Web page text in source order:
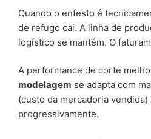
Quando o enfesto é
de refugo cai. A linha de
logístico se mantém. O
A performance de corte
modelagem se adapta com
(custo da mercadoria
progressivamente.